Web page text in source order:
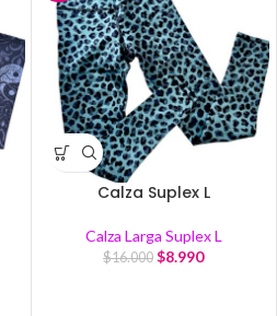
Calza Suplex L
Calza Larga Suplex L
$16.000 $8.990